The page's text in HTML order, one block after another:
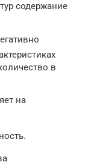
содержание
в
на